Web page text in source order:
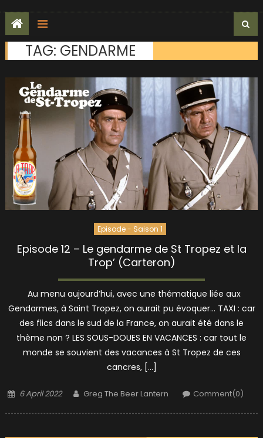
TAG: GENDARME
Episode - Saison 1
Episode 12 – Le gendarme de St Tropez et la
Trop’ (Carteron)
Au menu aujourd’hui, avec une thématique liée aux
Gendarmes, à Saint Tropez, on aurait pu évoquer… TAXI : car
des flics dans le sud de la France, on aurait été dans le
thème non ? LES SOUS-DOUES EN VACANCES : car tout le
monde se souvient des vacances à St Tropez de ces
cancres, […]
Posted
6 April 2022 Author
Greg The Beer Lantern Comment(0)